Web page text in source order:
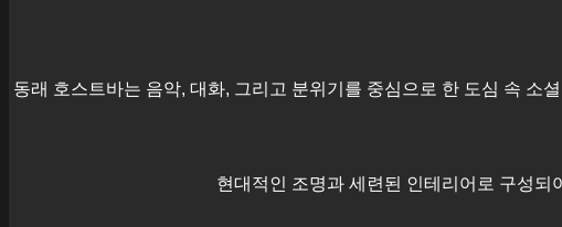
동래 호스트바는 음악, 대화, 그리고 분위기를 중심으로 한 도심 속 소
현대적인 조명과 세련된 인테리어로 구성